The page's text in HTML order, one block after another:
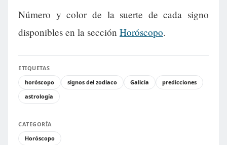
Número y color de la suerte de cada signo
disponibles en la sección Horóscopo.
ETIQUETAS
horóscopo
signos del zodiaco Galicia
predicciones
astrología
CATEGORÍA
Horóscopo